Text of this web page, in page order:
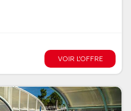
VOIR L'OFFRE